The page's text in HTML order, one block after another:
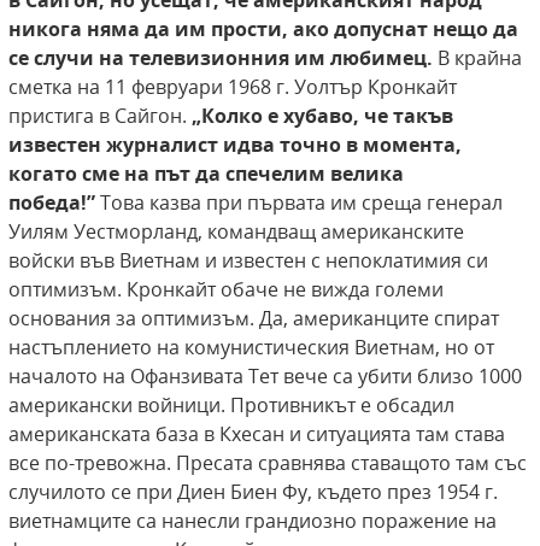
никога няма да им прости, акодопуснат нещо да
се случи на телевизионния им любимец. В крайна
сметка на 11 февруари 1968 г. Уолтър Кронкайт
пристига в Сайгон. „Колко е хубаво, че такъв
известен журналист идва точно в момента,
когато сме на път да спечелим велика
победа!”Това казва при първата им среща генерал
Уилям Уестморланд, командващ американските
войски във Виетнам и известен с непоклатимия си
оптимизъм. Кронкайт обаче не вижда големи
основания за оптимизъм. Да, американците спират
настъплението на комунистическия Виетнам, но от
началото на Офанзивата Тет вече са убити близо 1000
американски войници. Противникът е обсадил
американската база в Кхесан и ситуацията там става
все по-тревожна. Пресата сравнява ставащото там със
случилото се при Диен Биен Фу, където през 1954 г.
виетнамците са нанесли грандиозно поражение на